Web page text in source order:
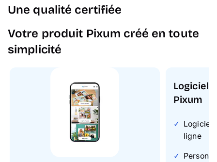
Une qualité certifiée
Votre produit Pixum créé en toute
simplicité
Logiciel
Pixum
Logiciel
ligne